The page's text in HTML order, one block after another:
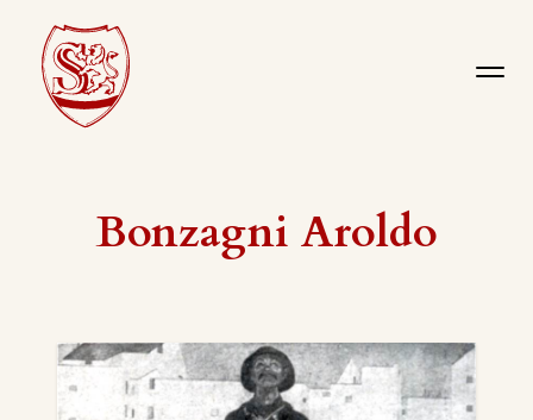
Bonzagni Aroldo